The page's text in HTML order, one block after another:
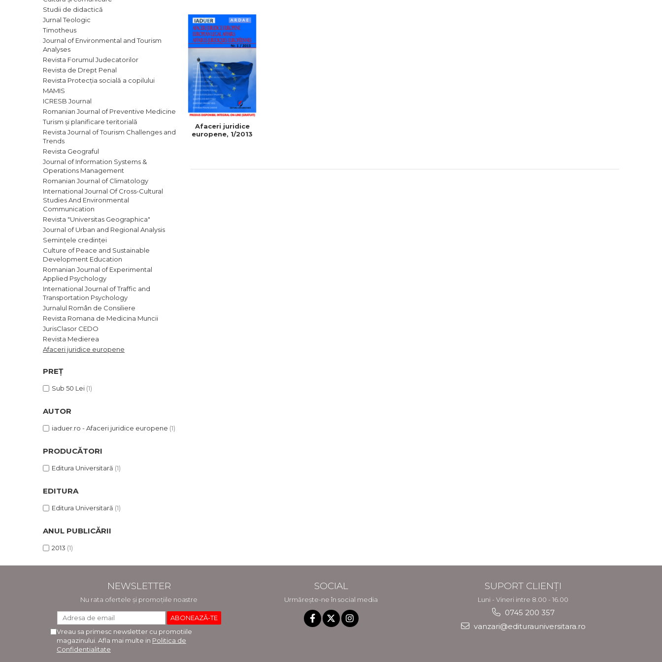
ADMINISTRATIVE
ȘTIINȚE ECONOMICE
ȘTIINȚE EXACTE
EDUCAȚIE FIZICĂ ȘI SPORT
PREUNIVERSITARIA
TIMP LIBER
ÎN CURS DE APARIȚIE
PACHETE DE STUDIU
PROMOȚIILE LUNII
ULTIMELE EXEMPLARE
Cum Cumpăr
Politica de Retur
Formular de Retur
Distribuitori
Studii de didactică
Jurnal Teologic
Timotheus
Journal of Environmental and Tourism
Analyses
Revista Forumul Judecatorilor
Revista de Drept Penal
Revista Protecția socială a copilului
MAMIS
ICRESB Journal
Romanian Journal of Preventive Medicine
Turism și planificare teritorială
Revista Journal of Tourism Challenges and
Trends
Revista Geograful
Journal of Information Systems &
Operations Management
Romanian Journal of Climatology
International Journal Of Cross-Cultural
Studies And Environmental
Communication
Revista "Universitas Geographica"
Journal of Urban and Regional Analysis
Semințele credinței
Culture of Peace and Sustainable
Development Education
Romanian Journal of Experimental
Applied Psychology
International Journal of Traffic and
Transportation Psychology
Jurnalul Român de Consiliere
Revista Romana de Medicina Muncii
JurisClasor CEDO
Revista Medierea
Afaceri juridice europene
PREȚ
Sub 50 Lei (1)
AUTOR
iaduer.ro - Afaceri juridice europene (1)
PRODUCĂTORI
Editura Universitară (1)
EDITURA
Editura Universitară (1)
ANUL PUBLICĂRII
2013 (1)
Afaceri juridice
europene, 1/2013
NEWSLETTER
Nu rata ofertele și promoțiile noastre
Vreau sa primesc newsletter cu promotiile
magazinului. Afla mai multe in Politica de
Confidentialitate
SOCIAL
Urmărește-ne în social media
SUPORT CLIENȚI
Luni - Vineri intre 8.00 - 16.00
0745 200 357
vanzari@editurauniversitara.ro